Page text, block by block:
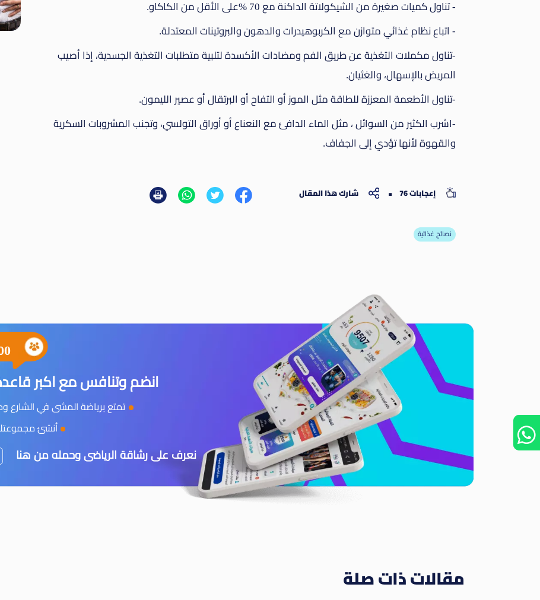
- تناول كميات صغيرة من الشيكولاتة الداكنة مع 70 %على الأقل من الكاكاو.
- اتباع نظام غذائي متوازن مع الكربوهيدرات والدهون والبروتينات المعتدلة.
-تناول مكملات التغذية عن طريق الفم ومضادات الأكسدة لتلبية متطلبات التغذية الجسدية، إذا أصيب
المريض بالإسهال، والغثيان.
-تناول الأطعمة المعززة للطاقة مثل الموز أو التفاح أو البرتقال أو عصير الليمون.
-اشرب الكثير من السوائل ، مثل الماء الدافئ مع النعناع أو أوراق التولسي، وتجنب المشروبات السكرية
والقهوة لأنها تؤدي إلى الجفاف.
إعجابات 76 شارك هذا المقال
نصائح غذائية
انضم وتنافس مع اكبر
تمتع برياضة المشى في الشارع
أنشئ مجموعتك
نعرف على رشاقة الرياضى وحمله من هنا
مقالات ذات صلة